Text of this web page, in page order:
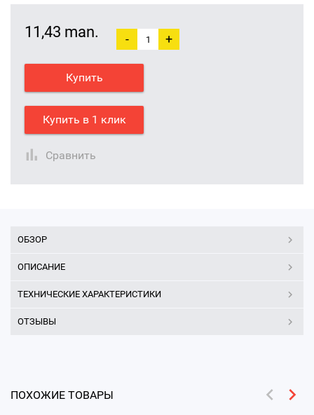
11,43 man. - +
Купить
Купить в 1 клик
Сравнить
ОБЗОР
ОПИСАНИЕ
ТЕХНИЧЕСКИЕ ХАРАКТЕРИСТИКИ
ОТЗЫВЫ
ПОХОЖИЕ ТОВАРЫ